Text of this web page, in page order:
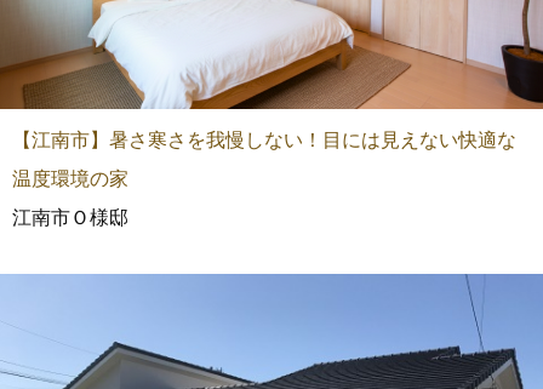
【江南市】暑さ寒さを我慢しない！目には見えない快適な
温度環境の家
江南市Ｏ様邸